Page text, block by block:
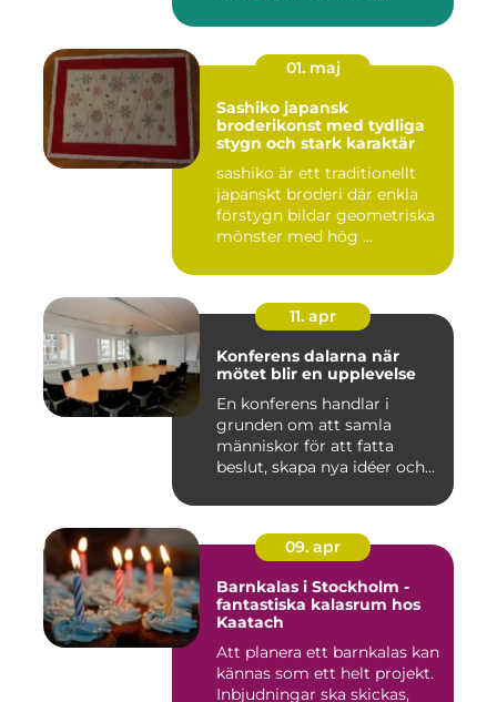
01. maj
Sashiko japansk
broderikonst med tydliga
stygn och stark karaktär
sashiko är ett traditionellt
japanskt broderi där enkla
förstygn bildar geometriska
mönster med hög ...
11. apr
Konferens dalarna när
mötet blir en upplevelse
En konferens handlar i
grunden om att samla
människor för att fatta
beslut, skapa nya idéer och
09. apr
Barnkalas i Stockholm -
fantastiska kalasrum hos
Kaatach
Att planera ett barnkalas kan
kännas som ett helt projekt.
Inbjudningar ska skickas,